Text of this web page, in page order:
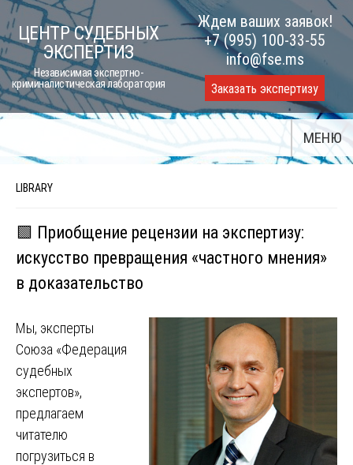
Skip
to
content
ЦЕНТР СУДЕБНЫХ
ЭКСПЕРТИЗ
Независимая экспертно-
криминалистическая лаборатория
Ждем ваших заявок!
+7 (995) 100-33-55
info@fse.ms
Заказать экспертизу
МЕНЮ
LIBRARY
🟩 Приобщение рецензии на экспертизу:
искусство превращения «частного мнения»
в доказательство
Мы, эксперты
Союза «Федерация
судебных
экспертов»,
предлагаем
читателю
погрузиться в